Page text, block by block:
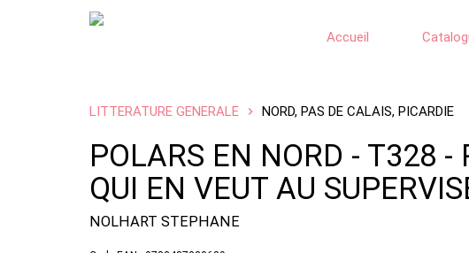
Accueil
LITTERATURE GENERALE NORD, PAS DE CALAIS, PICARDIE
POLARS EN NORD - T328 -
QUI EN VEUT AU
NOLHART STEPHANE